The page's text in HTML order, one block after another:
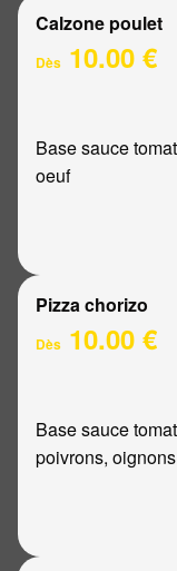
Calzone poulet
Dès 10.00 €
Base sauce
oeuf
Pizza chorizo
Dès 10.00 €
Base sauce
poivrons, oignons